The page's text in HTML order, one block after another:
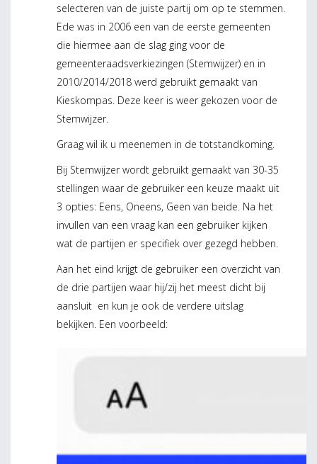
selecteren van de juiste partij om op te stemmen.
Ede was in 2006 een van de eerste gemeenten
die hiermee aan de slag ging voor de
gemeenteraadsverkiezingen (Stemwijzer) en in
2010/2014/2018 werd gebruikt gemaakt van
Kieskompas. Deze keer is weer gekozen voor de
Stemwijzer.
Graag wil ik u meenemen in de totstandkoming.
Bij Stemwijzer wordt gebruikt gemaakt van 30-35
stellingen waar de gebruiker een keuze maakt uit
3 opties: Eens, Oneens, Geen van beide. Na het
invullen van een vraag kan een gebruiker kijken
wat de partijen er specifiek over gezegd hebben.
Aan het eind krijgt de gebruiker een overzicht van
de drie partijen waar hij/zij het meest dicht bij
aansluit en kun je ook de verdere uitslag
bekijken. Een voorbeeld: